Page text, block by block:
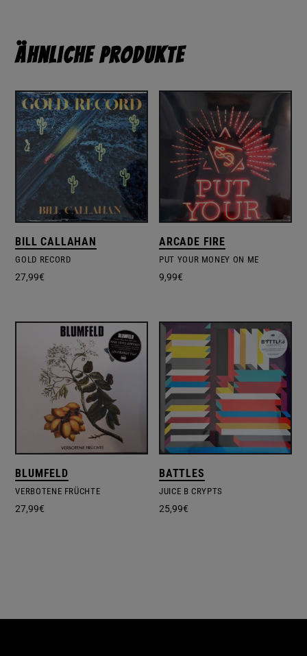
Ähnliche Produkte
BILL CALLAHAN
GOLD RECORD
27,99€
ARCADE FIRE
PUT YOUR MONEY ON ME
9,99€
BLUMFELD
VERBOTENE FRÜCHTE
27,99€
BATTLES
JUICE B CRYPTS
25,99€